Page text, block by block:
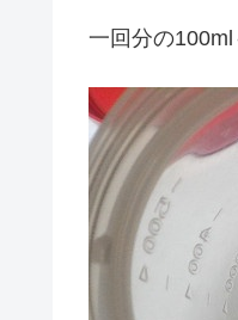
一回分の100ml